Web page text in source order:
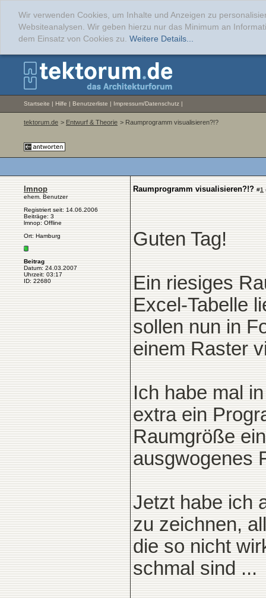
Wir verwenden Cookies, um Inhalte und Anzeigen zu
Websiteanalysen. Wir geben hierzu nur das Minimum an
dem Einsatz von Cookies zu. Weitere Details...
Startseite | Hilfe | Benutzerliste | Impressum/Datenschutz |
tektorum.de > Entwurf & Theorie > Raumprogramm visualisieren?!?
lmnop
ehem. Benutzer
Registriert seit: 14.06.2006
Beiträge: 3
lmnop: Offline
Ort: Hamburg
Beitrag
Datum: 24.03.2007
Uhrzeit: 03:17
ID: 22680
Raumprogramm visualisieren?!? #1
Guten Tag!
Ein riesiges
Excel-Tabelle
sollen nun in
einem Raster
Ich habe mal
extra ein
Raumgröße
ausgwogenes
Jetzt habe ich
zu zeichnen,
die so nicht
schmal sind ...